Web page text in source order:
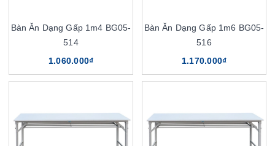
Bàn Ăn Dạng Gấp 1m4 BG05-
514
1.060.000₫
Bàn Ăn Dạng Gấp 1m6 BG05-
516
1.170.000₫